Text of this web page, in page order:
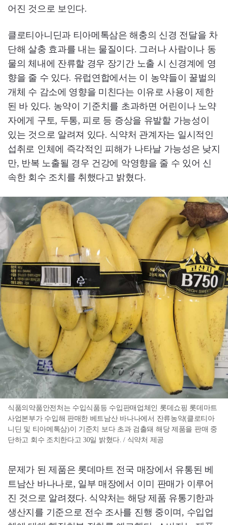
어진 것으로 보인다.
클로티아니딘과 티아메톡삼은 해충의 신경 전달을 차
단해 살충 효과를 내는 물질이다. 그러나 사람이나 동
물의 체내에 잔류할 경우 장기간 노출 시 신경계에 영
향을 줄 수 있다. 유럽연합에서는 이 농약들이 꿀벌의
개체 수 감소에 영향을 미친다는 이유로 사용이 제한
된 바 있다. 농약이 기준치를 초과하면 어린이나 노약
자에게 구토, 두통, 피로 등 증상을 유발할 가능성이
있는 것으로 알려져 있다. 식약처 관계자는 일시적인
섭취로 인체에 즉각적인 피해가 나타날 가능성은 낮지
만, 반복 노출될 경우 건강에 악영향을 줄 수 있어 신
속한 회수 조치를 취했다고 밝혔다.
식품의약품안전처는 수입식품등 수입판매업체인 롯데쇼핑 롯데마트
사업본부가 수입해 판매한 베트남산 바나나에서 잔류농약(클로티아
니딘 및 티아메톡삼)이 기준치 보다 초과 검출돼 해당 제품을 판매 중
단하고 회수 조치한다고 30일 밝혔다. / 식약처 제공
문제가 된 제품은 롯데마트 전국 매장에서 유통된 베
트남산 바나나로, 일부 매장에서 이미 판매가 이루어
진 것으로 알려졌다. 식약처는 해당 제품 유통기한과
생산지를 기준으로 전수 조사를 진행 중이며, 수입업